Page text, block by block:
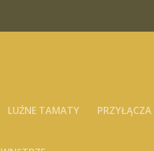
LUŹNE TAMATY